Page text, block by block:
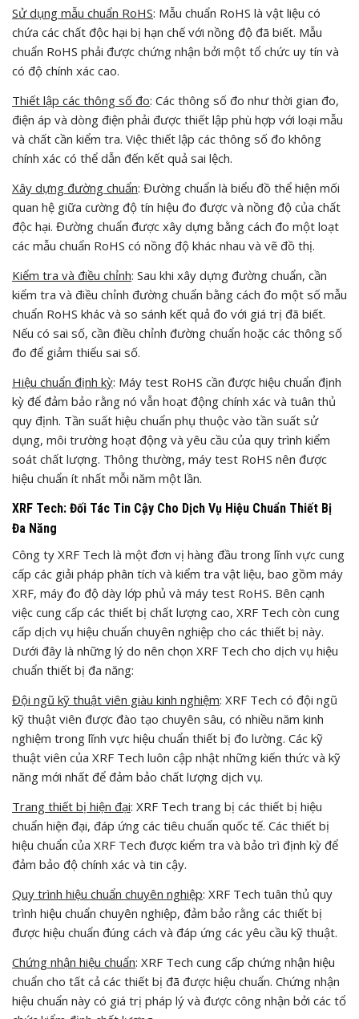
Sử dụng mẫu chuẩn RoHS: Mẫu chuẩn RoHS là vật liệu có
chứa các chất độc hại bị hạn chế với nồng độ đã biết. Mẫu
chuẩn RoHS phải được chứng nhận bởi một tổ chức uy tín và
có độ chính xác cao.
Thiết lập các thông số đo: Các thông số đo như thời gian đo,
điện áp và dòng điện phải được thiết lập phù hợp với loại mẫu
và chất cần kiểm tra. Việc thiết lập các thông số đo không
chính xác có thể dẫn đến kết quả sai lệch.
Xây dựng đường chuẩn: Đường chuẩn là biểu đồ thể hiện mối
quan hệ giữa cường độ tín hiệu đo được và nồng độ của chất
độc hại. Đường chuẩn được xây dựng bằng cách đo một loạt
các mẫu chuẩn RoHS có nồng độ khác nhau và vẽ đồ thị.
Kiểm tra và điều chỉnh: Sau khi xây dựng đường chuẩn, cần
kiểm tra và điều chỉnh đường chuẩn bằng cách đo một số mẫu
chuẩn RoHS khác và so sánh kết quả đo với giá trị đã biết.
Nếu có sai số, cần điều chỉnh đường chuẩn hoặc các thông số
đo để giảm thiểu sai số.
Hiệu chuẩn định kỳ: Máy test RoHS cần được hiệu chuẩn định
kỳ để đảm bảo rằng nó vẫn hoạt động chính xác và tuân thủ
quy định. Tần suất hiệu chuẩn phụ thuộc vào tần suất sử
dụng, môi trường hoạt động và yêu cầu của quy trình kiểm
soát chất lượng. Thông thường, máy test RoHS nên được
hiệu chuẩn ít nhất mỗi năm một lần.
XRF Tech: Đối Tác Tin Cậy Cho Dịch Vụ Hiệu Chuẩn Thiết Bị
Đa Năng
Công ty XRF Tech là một đơn vị hàng đầu trong lĩnh vực cung
cấp các giải pháp phân tích và kiểm tra vật liệu, bao gồm máy
XRF, máy đo độ dày lớp phủ và máy test RoHS. Bên cạnh
việc cung cấp các thiết bị chất lượng cao, XRF Tech còn cung
cấp dịch vụ hiệu chuẩn chuyên nghiệp cho các thiết bị này.
Dưới đây là những lý do nên chọn XRF Tech cho dịch vụ hiệu
chuẩn thiết bị đa năng:
Đội ngũ kỹ thuật viên giàu kinh nghiệm: XRF Tech có đội ngũ
kỹ thuật viên được đào tạo chuyên sâu, có nhiều năm kinh
nghiệm trong lĩnh vực hiệu chuẩn thiết bị đo lường. Các kỹ
thuật viên của XRF Tech luôn cập nhật những kiến thức và kỹ
năng mới nhất để đảm bảo chất lượng dịch vụ.
Trang thiết bị hiện đại: XRF Tech trang bị các thiết bị hiệu
chuẩn hiện đại, đáp ứng các tiêu chuẩn quốc tế. Các thiết bị
hiệu chuẩn của XRF Tech được kiểm tra và bảo trì định kỳ để
đảm bảo độ chính xác và tin cậy.
Quy trình hiệu chuẩn chuyên nghiệp: XRF Tech tuân thủ quy
trình hiệu chuẩn chuyên nghiệp, đảm bảo rằng các thiết bị
được hiệu chuẩn đúng cách và đáp ứng các yêu cầu kỹ thuật.
Chứng nhận hiệu chuẩn: XRF Tech cung cấp chứng nhận hiệu
chuẩn cho tất cả các thiết bị đã được hiệu chuẩn. Chứng nhận
hiệu chuẩn này có giá trị pháp lý và được công nhận bởi các tổ